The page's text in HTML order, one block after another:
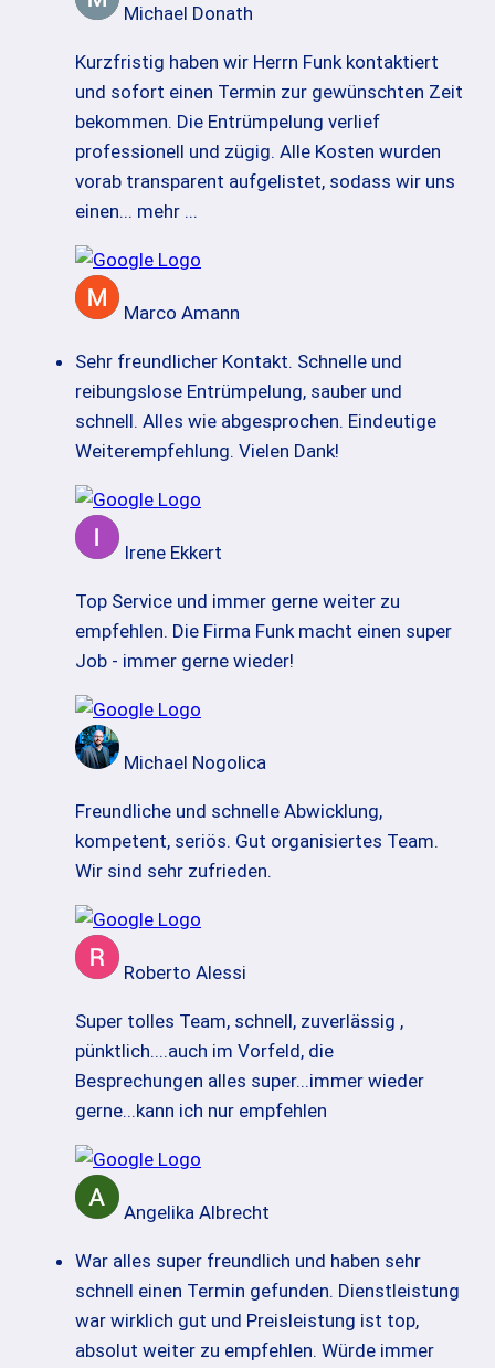
Michael Donath
Kurzfristig haben wir Herrn Funk kontaktiert
und sofort einen Termin zur gewünschten Zeit
bekommen. Die Entrümpelung verlief
professionell und zügig. Alle Kosten wurden
vorab transparent aufgelistet, sodass wir uns
einen... mehr ...
Marco Amann
Sehr freundlicher Kontakt. Schnelle und
reibungslose Entrümpelung, sauber und
schnell. Alles wie abgesprochen. Eindeutige
Weiterempfehlung. Vielen Dank!
Irene Ekkert
Top Service und immer gerne weiter zu
empfehlen. Die Firma Funk macht einen super
Job - immer gerne wieder!
Michael Nogolica
Freundliche und schnelle Abwicklung,
kompetent, seriös. Gut organisiertes Team.
Wir sind sehr zufrieden.
Roberto Alessi
Super tolles Team, schnell, zuverlässig ,
pünktlich....auch im Vorfeld, die
Besprechungen alles super...immer wieder
gerne...kann ich nur empfehlen
Angelika Albrecht
War alles super freundlich und haben sehr
schnell einen Termin gefunden. Dienstleistung
war wirklich gut und Preisleistung ist top,
absolut weiter zu empfehlen. Würde immer